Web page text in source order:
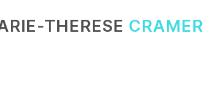
THERESE CRAMER